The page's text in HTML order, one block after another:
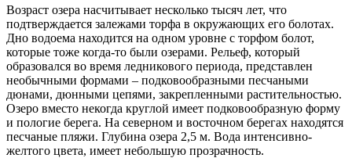
Возраст озера насчитывает несколько тысяч лет, что
подтверждается залежами торфа в окружающих его болотах.
Дно водоема находится на одном уровне с торфом болот,
которые тоже когда-то были озерами. Рельеф, который
образовался во время ледникового периода, представлен
необычными формами – подковообразными песчаными
дюнами, дюнными цепями, закрепленными растительностью.
Озеро вместо некогда круглой имеет подковообразную форму
и пологие берега. На северном и восточном берегах находятся
песчаные пляжи. Глубина озера 2,5 м. Вода интенсивно-
желтого цвета, имеет небольшую прозрачность.